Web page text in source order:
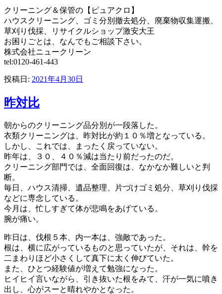
クリーニング＆保管の【ピュアクロ】
ハウスクリーニング、ゴミ分別撤去処分、廃棄物収集運搬、
草刈り伐採、リサイクルショップ激安大王
お困りごとは、なんでもご相談下さい。
株式会社ニュークリーン
tel:0120-461-443
投稿日: 2021年4月30日
昨対比
朝からのクリーニング品分別が一段落した。
衣類クリーニングは、昨対比が約１０％増となっている。
しかし、これでは、まったく戻っていない。
昨年は、３０、４０％減は当たり前だったのだ。
クリーニング部門では、全面回復は、なかなか難しいと判
断。
毎日、ハウス清掃、遺品整理、片づけゴミ処分、草刈り伐採
などに専念している。
今月は、忙しすぎて体が悲鳴をあげている。
腕が痛い。
昨日は、伐根５本、内一本は、強敵であった。
根は、横に広がっているものと思っていたが、それは、幹を
二まわりほど小さくして真下に太く伸びていた。
また、ひとつ経験値が増えて勉強になった。
ヒイヒイ言いながら、引き抜いた根をみて、汗が一気に噴き
出し、心がスーと晴れやかとなった。